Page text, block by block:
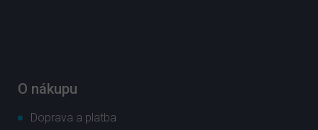
O nákupu
Doprava a platba